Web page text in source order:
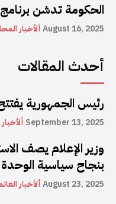
الحكومة تدشن برنامج
ألأخبارAugust 16, 2025
أحدث المقالات
رئيس الجمهورية
September 13, 2025
وزير الإعلام يصف
بنجاح سياسية
ألأخبارAugust 23, 2025